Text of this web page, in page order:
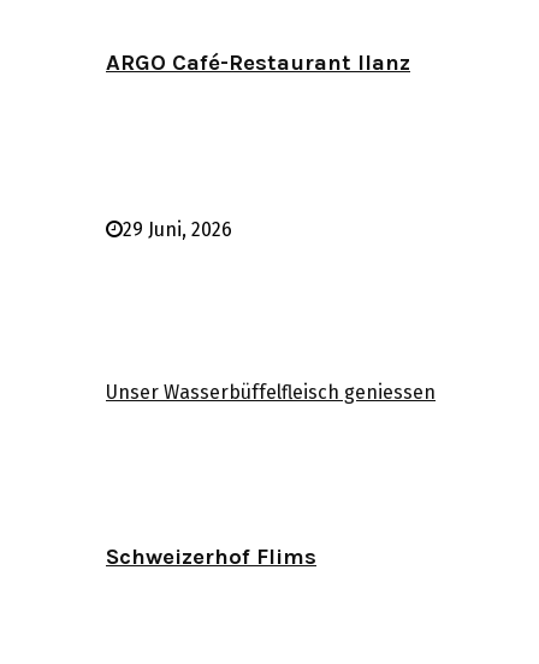
ARGO Café-Restaurant Ilanz
29 Juni, 2026
Unser Wasserbüffelfleisch geniessen
Schweizerhof Flims